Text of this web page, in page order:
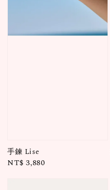
手鍊 Lise
Regular
NT$ 3,880